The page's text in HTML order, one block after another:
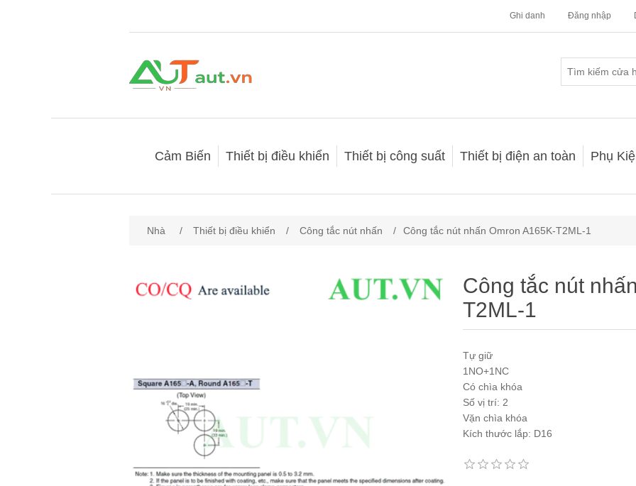
Ghi danh Đăng nhập
Cảm Biến Thiết bị điều khiển Thiết bị công suất Thiết bị điện an toàn Phụ
Nhà / Thiết bị điều khiển / Công tắc nút nhấn / Công tắc nút nhấn Omron A165K-T2ML-1
Công tắc nút
T2ML-1
Tự giữ
1NO+1NC
Có chìa khóa
Số vị trí: 2
Vặn chìa khóa
Kích thước lắp: D16